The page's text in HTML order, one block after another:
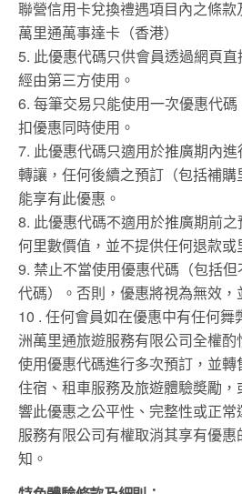
聯營信用卡兌換禮遇項目內之條
萬里通萬事達卡（香港）
5. 此優惠代碼只供會員透過網頁
經由第三方使用。
6. 每筆交易只能使用一次優惠代
扣優惠同時使用。
7. 此優惠代碼只適用於推廣期內
轉讓，任何後續之預訂（包括補
能享有此優惠。
8. 此優惠代碼不適用於推廣期前
何里數價值，並不提供任何退款或
9. 禁止不當使用優惠代碼（包括
代碼）。否則，優惠將視為無效，
10 . 任何會員如在優惠中有任何舞
洲萬里通旅遊服務有限公司全權酌
使用優惠代碼進行多次預訂，並
住宿、租車服務及旅遊體驗奬勵
響此優惠之公平性、完整性或正
服務有限公司有權取消其享有優
知。